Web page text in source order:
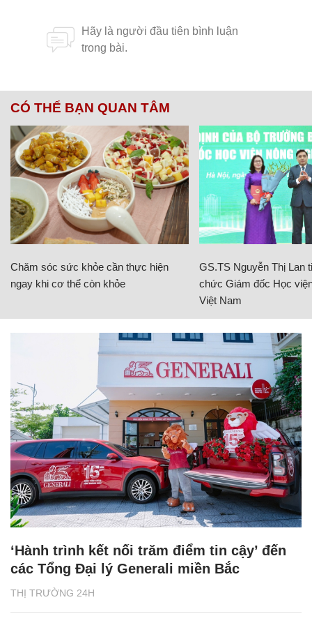
CÓ THỂ BẠN QUAN TÂM
Chăm sóc sức khỏe cần thực hiện
ngay khi cơ thể còn khỏe
GS.TS Nguyễn Thị Lan
chức Giám đốc Học
Việt Nam
THỊ TRƯỜNG 24H
‘Hành trình kết nối trăm điểm tin cậy’ đến
các Tổng Đại lý Generali miền Bắc